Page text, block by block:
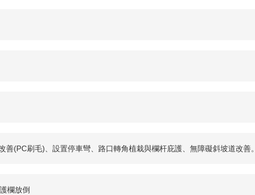
善(PC刷毛)、設置停車彎、路口轉角植栽與欄杆庇護、無障礙斜坡道改善。
欄放倒